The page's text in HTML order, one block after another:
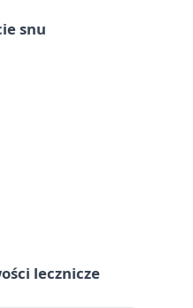
snu
lecznicze